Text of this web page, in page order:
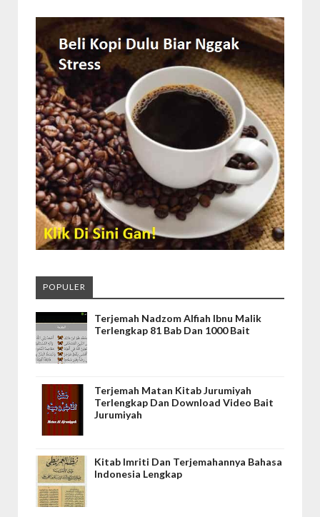
POPULER
Terjemah Nadzom Alfiah Ibnu Malik
Terlengkap 81 Bab Dan 1000 Bait
Terjemah Matan Kitab Jurumiyah
Terlengkap Dan Download Video Bait
Jurumiyah
Kitab Imriti Dan Terjemahannya Bahasa
Indonesia Lengkap